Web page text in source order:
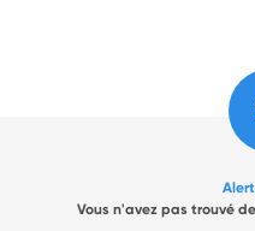
Vous n'avez pas trouvé